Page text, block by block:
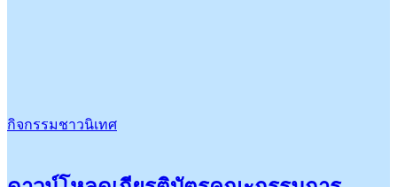
กิจกรรมชาวนิเทศ